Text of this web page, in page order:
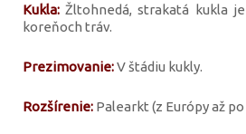
Kukla: Žltohnedá, strakatá kukla
koreňoch tráv.
Prezimovanie:V štádiu kukly.
Rozšírenie: Palearkt (z Európy až